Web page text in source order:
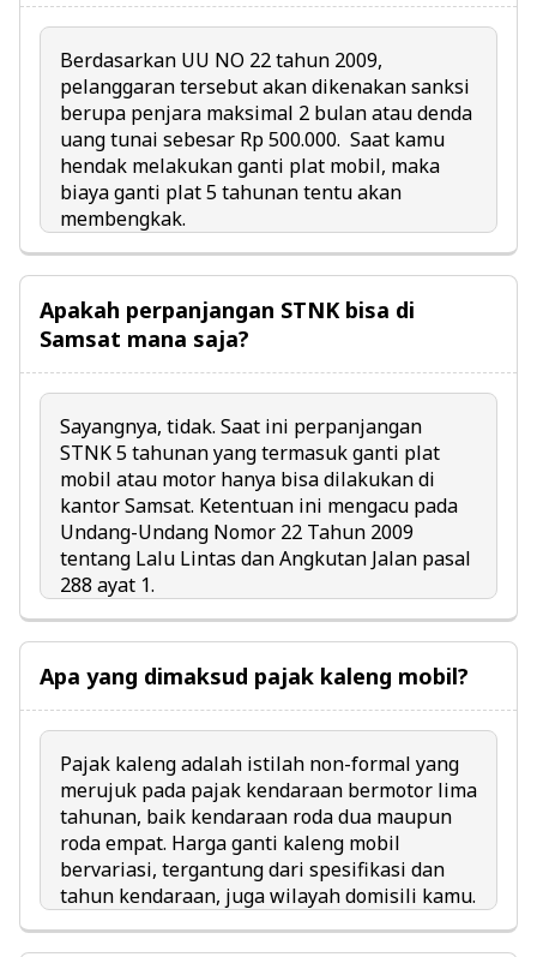
Berdasarkan UU NO 22 tahun 2009,
pelanggaran tersebut akan dikenakan sanksi
berupa penjara maksimal 2 bulan atau denda
uang tunai sebesar Rp 500.000. Saat kamu
hendak melakukan ganti plat mobil, maka
biaya ganti plat 5 tahunan tentu akan
membengkak.
Apakah perpanjangan STNK bisa di
Samsat mana saja?
Sayangnya, tidak. Saat ini perpanjangan
STNK 5 tahunan yang termasuk ganti plat
mobil atau motor hanya bisa dilakukan di
kantor Samsat. Ketentuan ini mengacu pada
Undang-Undang Nomor 22 Tahun 2009
tentang Lalu Lintas dan Angkutan Jalan pasal
288 ayat 1.
Apa yang dimaksud pajak kaleng mobil?
Pajak kaleng adalah istilah non-formal yang
merujuk pada pajak kendaraan bermotor lima
tahunan, baik kendaraan roda dua maupun
roda empat. Harga ganti kaleng mobil
bervariasi, tergantung dari spesifikasi dan
tahun kendaraan, juga wilayah domisili kamu.